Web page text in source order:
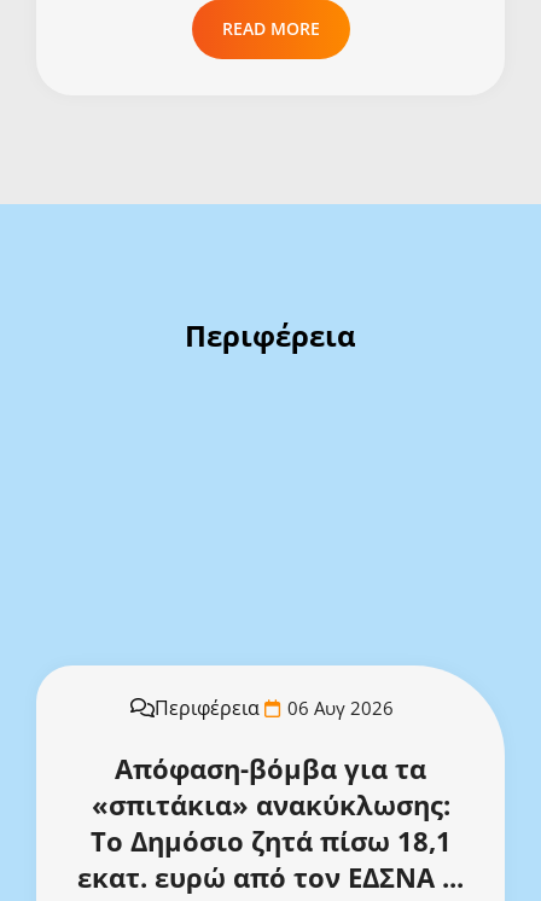
READ MORE
Περιφέρεια
Περιφέρεια 06 Αυγ 2026
Απόφαση-βόμβα για τα
«σπιτάκια» ανακύκλωσης:
Το Δημόσιο ζητά πίσω 18,1
εκατ. ευρώ από τον ΕΔΣΝΑ ...